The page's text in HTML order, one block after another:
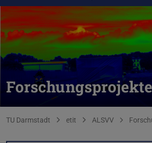
Sie befinden sich hier:
TU Darmstadt etit ALSVV